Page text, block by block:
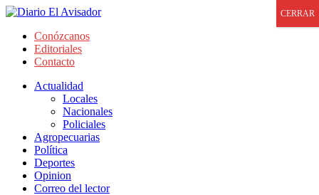
Conózcanos
Editoriales
Contacto
Actualidad
Locales
Nacionales
Policiales
Agropecuarias
Política
Deportes
Opinion
Correo del lector
CERRAR